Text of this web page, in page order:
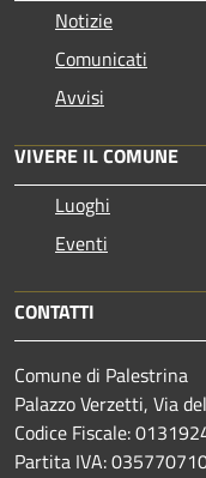
Notizie
Comunicati
Avvisi
VIVERE IL COMUNE
Luoghi
Eventi
CONTATTI
Comune di Palestrina
Palazzo Verzetti, Via
Codice Fiscale:
Partita IVA: